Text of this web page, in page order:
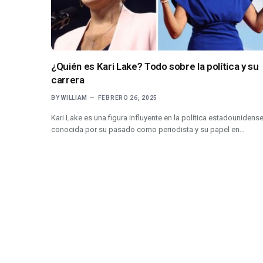
¿Quién es Kari Lake? Todo sobre la política y su
carrera
BY WILLIAM FEBRERO 26, 2025
Kari Lake es una figura influyente en la política
conocida por su pasado como periodista y su papel en…